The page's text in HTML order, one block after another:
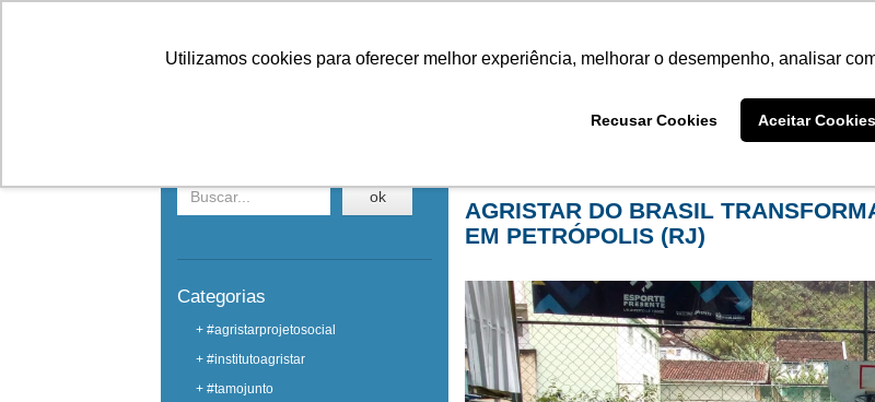
Utilizamos cookies para oferecer melhor experiência, melhorar o desempenho, analisar
Recusar Cookies Aceitar Cookies
ok
Categorias
+ #agristarprojetosocial
+ #institutoagristar
+ #tamojunto
AGRISTAR DO BRASIL
EM PETRÓPOLIS (RJ)